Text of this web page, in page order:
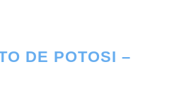
DE POTOSI –